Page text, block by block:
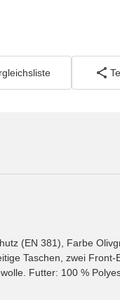
(EN 381), Farbe
Taschen, zwei
Futter: 100 %